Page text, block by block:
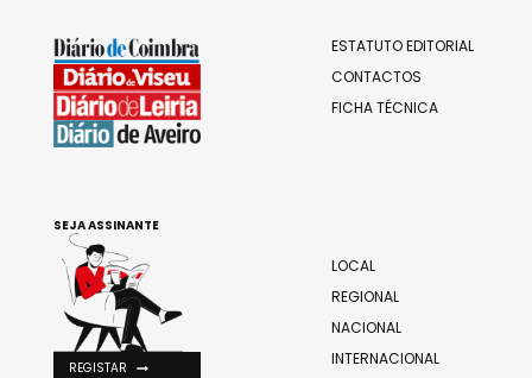
ESTATUTO EDITORIAL
CONTACTOS
FICHA TÉCNICA
LOCAL
REGIONAL
NACIONAL
INTERNACIONAL
SEJA ASSINANTE
REGISTAR